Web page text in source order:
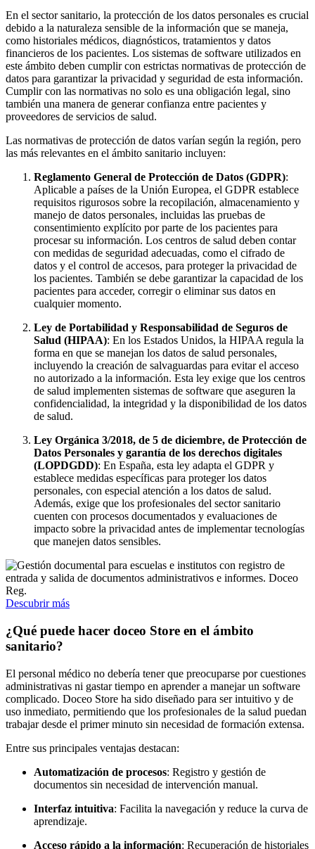
En el sector sanitario, la protección de los datos personales es crucial
debido a la naturaleza sensible de la información que se maneja,
como historiales médicos, diagnósticos, tratamientos y datos
financieros de los pacientes. Los sistemas de software utilizados en
este ámbito deben cumplir con estrictas normativas de protección de
datos para garantizar la privacidad y seguridad de esta información.
Cumplir con las normativas no solo es una obligación legal, sino
también una manera de generar confianza entre pacientes y
proveedores de servicios de salud.
Las normativas de protección de datos varían según la región, pero
las más relevantes en el ámbito sanitario incluyen:
Reglamento General de Protección de Datos (GDPR):
Aplicable a países de la Unión Europea, el GDPR establece
requisitos rigurosos sobre la recopilación, almacenamiento y
manejo de datos personales, incluidas las pruebas de
consentimiento explícito por parte de los pacientes para
procesar su información. Los centros de salud deben contar
con medidas de seguridad adecuadas, como el cifrado de
datos y el control de accesos, para proteger la privacidad de
los pacientes. También se debe garantizar la capacidad de los
pacientes para acceder, corregir o eliminar sus datos en
cualquier momento.
Ley de Portabilidad y Responsabilidad de Seguros de
Salud (HIPAA): En los Estados Unidos, la HIPAA regula la
forma en que se manejan los datos de salud personales,
incluyendo la creación de salvaguardas para evitar el acceso
no autorizado a la información. Esta ley exige que los centros
de salud implementen sistemas de software que aseguren la
confidencialidad, la integridad y la disponibilidad de los datos
de salud.
Ley Orgánica 3/2018, de 5 de diciembre, de Protección de
Datos Personales y garantía de los derechos digitales
(LOPDGDD): En España, esta ley adapta el GDPR y
establece medidas específicas para proteger los datos
personales, con especial atención a los datos de salud.
Además, exige que los profesionales del sector sanitario
cuenten con procesos documentados y evaluaciones de
impacto sobre la privacidad antes de implementar tecnologías
que manejen datos sensibles.
Descubrir más
¿Qué puede hacer doceo Store en el ámbito
sanitario?
El personal médico no debería tener que preocuparse por cuestiones
administrativas ni gastar tiempo en aprender a manejar un software
complicado. Doceo Store ha sido diseñado para ser intuitivo y de
uso inmediato, permitiendo que los profesionales de la salud puedan
trabajar desde el primer minuto sin necesidad de formación extensa.
Entre sus principales ventajas destacan:
Automatización de procesos: Registro y gestión de
documentos sin necesidad de intervención manual.
Interfaz intuitiva: Facilita la navegación y reduce la curva de
aprendizaje.
Acceso rápido a la información: Recuperación de historiales